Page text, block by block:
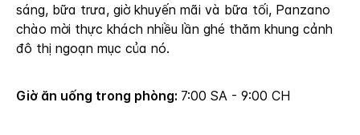
sáng, bữa trưa, giờ khuyến mãi và bữa tối, Panzano
chào mời thực khách nhiều lần ghé thăm khung cảnh
đô thị ngoạn mục của nó.
Giờ ăn uống trong phòng: 7:00 SA - 9:00 CH